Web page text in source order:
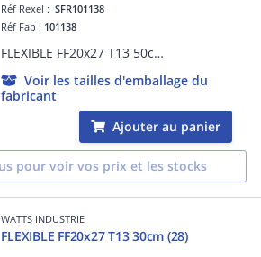
Réf Rexel :SFR101138
Réf Fab : 101138
FLEXIBLE FF20x27 T13 50cm (29)
Voir les tailles d'emballage du
fabricant
Ajouter au panier
pour voir vos prix et les stocks
WATTS INDUSTRIE
FLEXIBLE FF20x27 T13 30cm (28)